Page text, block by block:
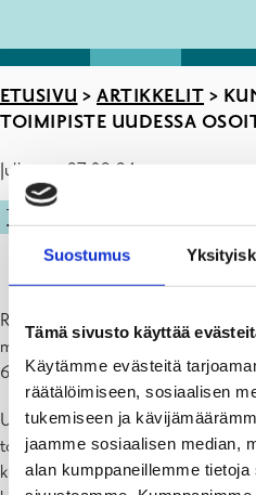
Suostumus
Tämä sivusto käyttää
Käytämme evästeitä
räätälöimiseen, sosiaalisen
tukemiseen ja
jaamme sosiaalisen median,
alan kumppaneillemme
ETUSIVU > ARTIKKELIT >
TOIMIPISTE UUDESSA
Julkaistu: 27.02.24
TYÖVOIMAPALVELUT
Raaseporin ja Hangon
muuttanut uuteen osoitteeseen, ja
6.
Uudet tilat ovat sopivammat ja
toiminnan kehittämiseen erityisesti
kun kaikki työ- ja yrityspalvelut (TE-